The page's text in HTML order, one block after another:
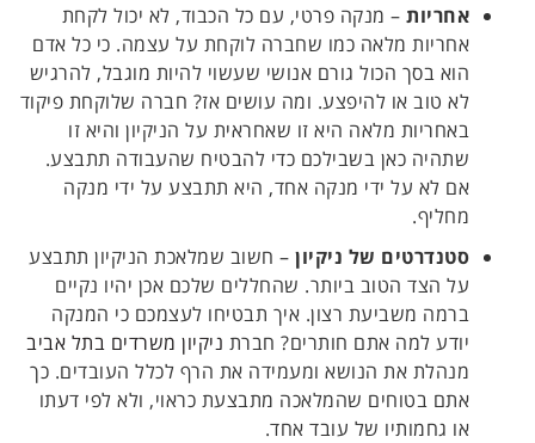
אחריות – מנקה פרטי, עם כל הכבוד, לא יכול לקחת
אחריות מלאה כמו שחברה לוקחת על עצמה. כי כל אדם
הוא בסך הכול גורם אנושי שעשוי להיות מוגבל, להרגיש
לא טוב או להיפצע. ומה עושים אז? חברה שלוקחת פיקוד
באחריות מלאה היא זו שאחראית על הניקיון והיא זו
שתהיה כאן בשבילכם כדי להבטיח שהעבודה תתבצע.
אם לא על ידי מנקה אחד, היא תתבצע על ידי מנקה
מחליף.
סטנדרטים של ניקיון – חשוב שמלאכת הניקיון תתבצע
על הצד הטוב ביותר. שהחללים שלכם אכן יהיו נקיים
ברמה משביעת רצון. איך תבטיחו לעצמכם כי המנקה
יודע למה אתם חותרים? חברת ניקיון משרדים בתל אביב
מנהלת את הנושא ומעמידה את הרף לכלל העובדים. כך
אתם בטוחים שהמלאכה מתבצעת כראוי, ולא לפי דעתו
או גחמותיו של עובד אחד.